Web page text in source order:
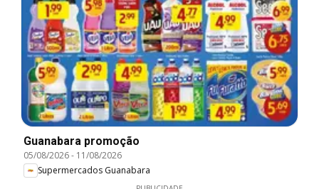
Guanabara promoção
05/08/2026- 11/08/2026
Supermercados Guanabara